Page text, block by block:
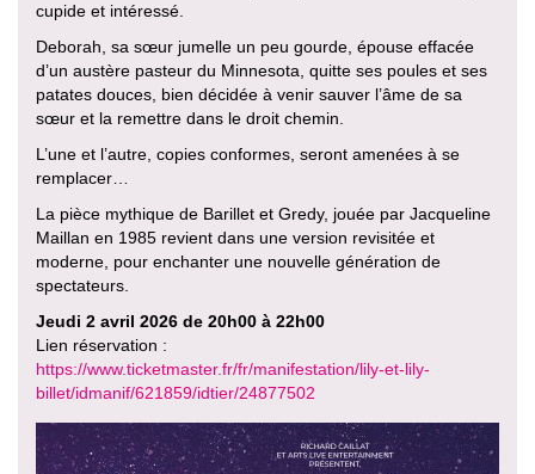
cupide et intéressé.
Deborah, sa sœur jumelle un peu gourde, épouse effacée
d’un austère pasteur du Minnesota, quitte ses poules et ses
patates douces, bien décidée à venir sauver l’âme de sa
sœur et la remettre dans le droit chemin.
L’une et l’autre, copies conformes, seront amenées à se
remplacer…
La pièce mythique de Barillet et Gredy, jouée par Jacqueline
Maillan en 1985 revient dans une version revisitée et
moderne, pour enchanter une nouvelle génération de
spectateurs.
Jeudi 2 avril 2026 de 20h00 à 22h00
Lien réservation :
https://www.ticketmaster.fr/fr/manifestation/lily-et-lily-
billet/idmanif/621859/idtier/24877502